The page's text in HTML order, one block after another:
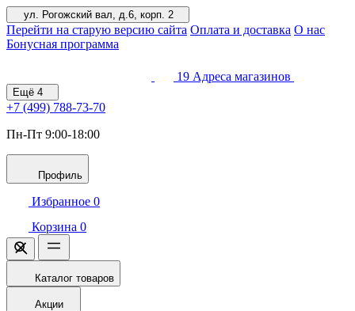
ул. Рогожский вал, д.6, корп. 2
Перейти на старую версию сайта Оплата и доставка О нас
Бонусная программа
19 Адреса магазинов
Ещё 4
+7 (499) 788-73-70
Пн-Пт 9:00-18:00
Профиль
Избранное 0
Корзина 0
Каталог товаров
Акции